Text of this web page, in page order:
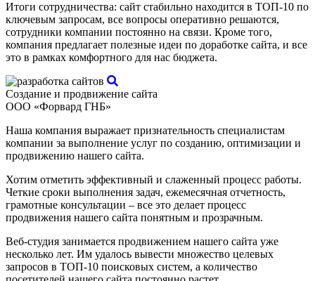
Итоги сотрудничества: сайт стабильно находится в ТОП-10 по
ключевым запросам, все вопросы оперативно решаются,
сотрудники компании постоянно на связи. Кроме того,
компания предлагает полезные идеи по доработке сайта, и все
это в рамках комфортного для нас бюджета.
Создание и продвижение сайта
ООО «Форвард ГНБ»
Наша компания выражает признательность специалистам
компании за выполнение услуг по созданию, оптимизации и
продвижению нашего сайта.
Хотим отметить эффективный и слаженный процесс работы.
Четкие сроки выполнения задач, ежемесячная отчетность,
грамотные консультации – все это делает процесс
продвижения нашего сайта понятным и прозрачным.
Веб-студия занимается продвижением нашего сайта уже
несколько лет. Им удалось вывести множество целевых
запросов в ТОП-10 поисковых систем, а количество